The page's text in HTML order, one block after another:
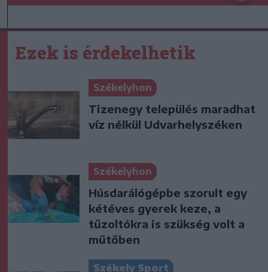
Ezek is érdekelhetik
Székelyhon
Tizenegy település maradhat
víz nélkül Udvarhelyszéken
Székelyhon
Húsdarálógépbe szorult egy
kétéves gyerek keze, a
tűzoltókra is szükség volt a
műtőben
Székely Sport